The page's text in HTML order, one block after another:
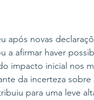
após novas
a afirmar haver
impacto inicial nos
da incerteza
para uma leve